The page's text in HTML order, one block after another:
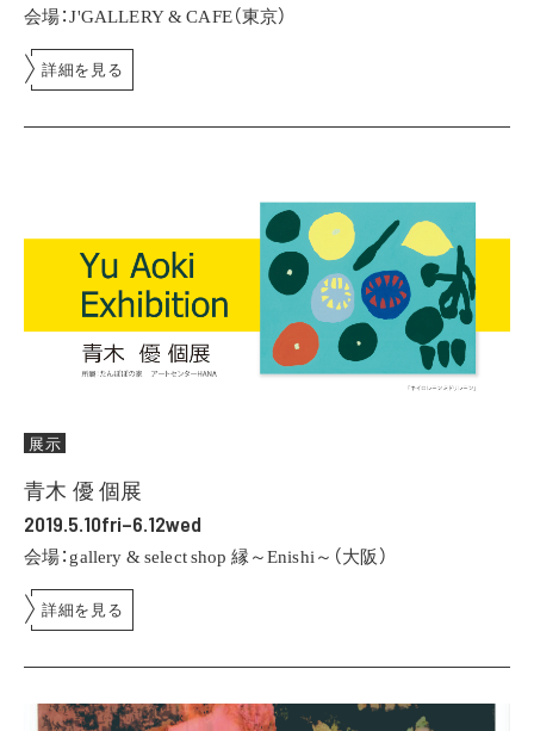
会場：J'GALLERY & CAFE（東京）
詳細を見る
展示
青木 優 個展
2019.5.10fri–6.12wed
会場：gallery & select shop 縁～Enishi～（大阪）
詳細を見る